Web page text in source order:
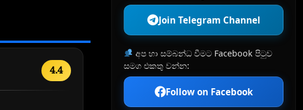
4.4
Join Telegram Channel
අප හා සම්බන්ධ වීමට Facebook පිටුව
සමග එකතු වන්න:
Follow on Facebook